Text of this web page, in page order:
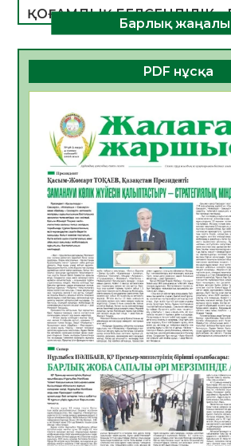
ҚОҒАМДЫҚ БЕЛСЕНДІЛІК –
ДАМУЫНЫҢ НЕГІЗІ
06.08.2026
ҚҰРЫЛТАЙ САЙЛАУЫ –
БАСТАР ЖАУАПТЫ ТАҢДАУ
06.08.2026
Инфекциялық ауруларға
жұмыстарының тиімділігі
06.08.2026
Көкжөтел ауруы туралы
06.08.2026
АПВ вакцинасы туралы
06.08.2026
Open Air: Қызылорда
департаменті 20 мыңнан
көрерменнің қауіпсіздігін
06.08.2026
ҚЫЗЫЛОРДАДА «САНАЛЫ
ЖАРҚЫН БОЛАШАҚ» АТТЫ
МӘЖІЛІС ӨТТІ
Барлық
PDF нұсқа